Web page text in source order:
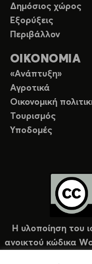
Δημόσιος χώρος
Εξορύξεις
Περιβάλλον
ΟΙΚΟΝΟΜΙΑ
«Ανάπτυξη»
Αγροτικά
Οικονομική
Τουρισμός
Υποδομές
Η υλοποίηση του
ανοικτού κώδικα